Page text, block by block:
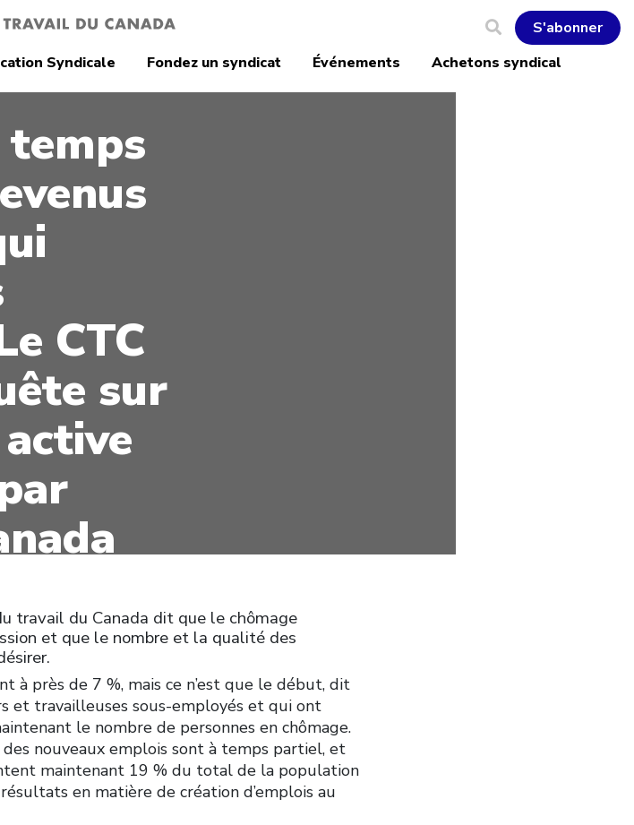
S'abonner
Syndicale Fondez un syndicat Événements Achetons syndical
temps
CTC
sur
travail du Canada dit que le chômage
et que le nombre et la qualité des
à près de 7 %, mais ce n’est que le début, dit
et travailleuses sous-employés et qui ont
le nombre de personnes en chômage.
nouveaux emplois sont à temps partiel, et
maintenant 19 % du total de la population
en matière de création d’emplois au